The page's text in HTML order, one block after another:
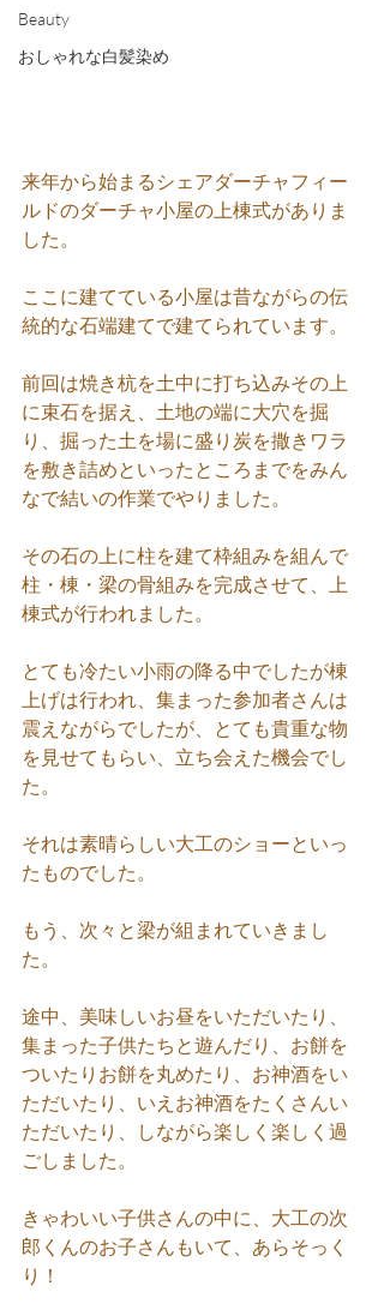
Beauty
おしゃれな白髪染め
来年から始まるシェアダーチャフィー
ルドのダーチャ小屋の上棟式がありま
した。
ここに建てている小屋は昔ながらの伝
統的な石端建てで建てられています。
前回は焼き杭を土中に打ち込みその上
に束石を据え、土地の端に大穴を掘
り、掘った土を場に盛り炭を撒きワラ
を敷き詰めといったところまでをみん
なで結いの作業でやりました。
その石の上に柱を建て枠組みを組んで
柱・棟・梁の骨組みを完成させて、上
棟式が行われました。
とても冷たい小雨の降る中でしたが棟
上げは行われ、集まった参加者さんは
震えながらでしたが、とても貴重な物
を見せてもらい、立ち会えた機会でし
た。
それは素晴らしい大工のショーといっ
たものでした。
もう、次々と梁が組まれていきまし
た。
途中、美味しいお昼をいただいたり、
集まった子供たちと遊んだり、お餅を
ついたりお餅を丸めたり、お神酒をい
ただいたり、いえお神酒をたくさんい
ただいたり、しながら楽しく楽しく過
ごしました。
きゃわいい子供さんの中に、大工の次
郎くんのお子さんもいて、あらそっく
り！